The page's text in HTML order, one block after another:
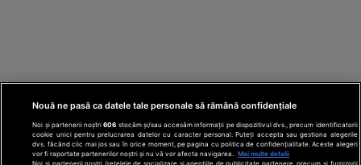
Nouă ne pasă ca datele tale personale să rămână confidențiale
Noi și partenerii noștri606 stocăm și/sau accesăm informații pe dispozitivul dvs., precum identificatorii
cookie unici pentru prelucrarea datelor cu caracter personal. Puteți accepta sau gestiona alegerile
dvs. făcând clic mai jos sau în orice moment, pe pagina cu politica de confidențialitate. Aceste alegeri
vor fi raportate partenerilor noștri și nu vă vor afecta navigarea.
Mai multe detalii
Noi si partenerii nostri (retelele de socializare si agentiile de publicitate partenere, precum si furnizorii